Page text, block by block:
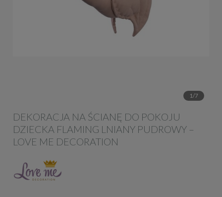
1/7
DEKORACJA NA ŚCIANĘ DO POKOJU
DZIECKA FLAMING LNIANY PUDROWY –
LOVE ME DECORATION